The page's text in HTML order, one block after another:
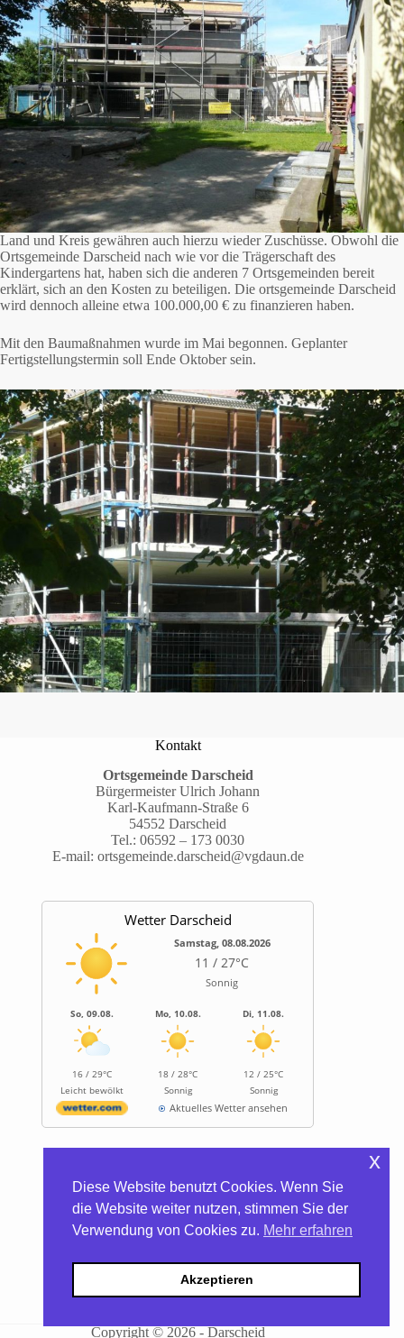
Land und Kreis gewähren auch hierzu wieder Zuschüsse. Obwohl die
Ortsgemeinde Darscheid nach wie vor die Trägerschaft des
Kindergartens hat, haben sich die anderen 7 Ortsgemeinden bereit
erklärt, sich an den Kosten zu beteiligen. Die ortsgemeinde Darscheid
wird dennoch alleine etwa 100.000,00 € zu finanzieren haben.
Mit den Baumaßnahmen wurde im Mai begonnen. Geplanter
Fertigstellungstermin soll Ende Oktober sein.
Kontakt
Ortsgemeinde Darscheid
Bürgermeister Ulrich Johann
Karl-Kaufmann-Straße 6
54552 Darscheid
Tel.:06592 – 173 0030
E-mail: ortsgemeinde.darscheid@vgdaun.de
Wetter Darscheid
Samstag, 08.08.2026
11 / 27°C
Sonnig
So, 09.08.
16 / 29°C
Leicht bewölkt
Mo, 10.08.
18 / 28°C
Sonnig
Di, 11.08.
12 / 25°C
Sonnig
Aktuelles Wetter ansehen
Biocontainer
Trinkwasserhärte
Satzung/Gebühren
Datenschutzerklärung
Impressum
Barrierefreiheitserklärung
Copyright © 2026 - Darscheid
Diese Website benutzt Cookies. Wenn Sie
die Website weiter nutzen, stimmen Sie der
Verwendung von Cookies zu. Mehr erfahren
Akzeptieren
x